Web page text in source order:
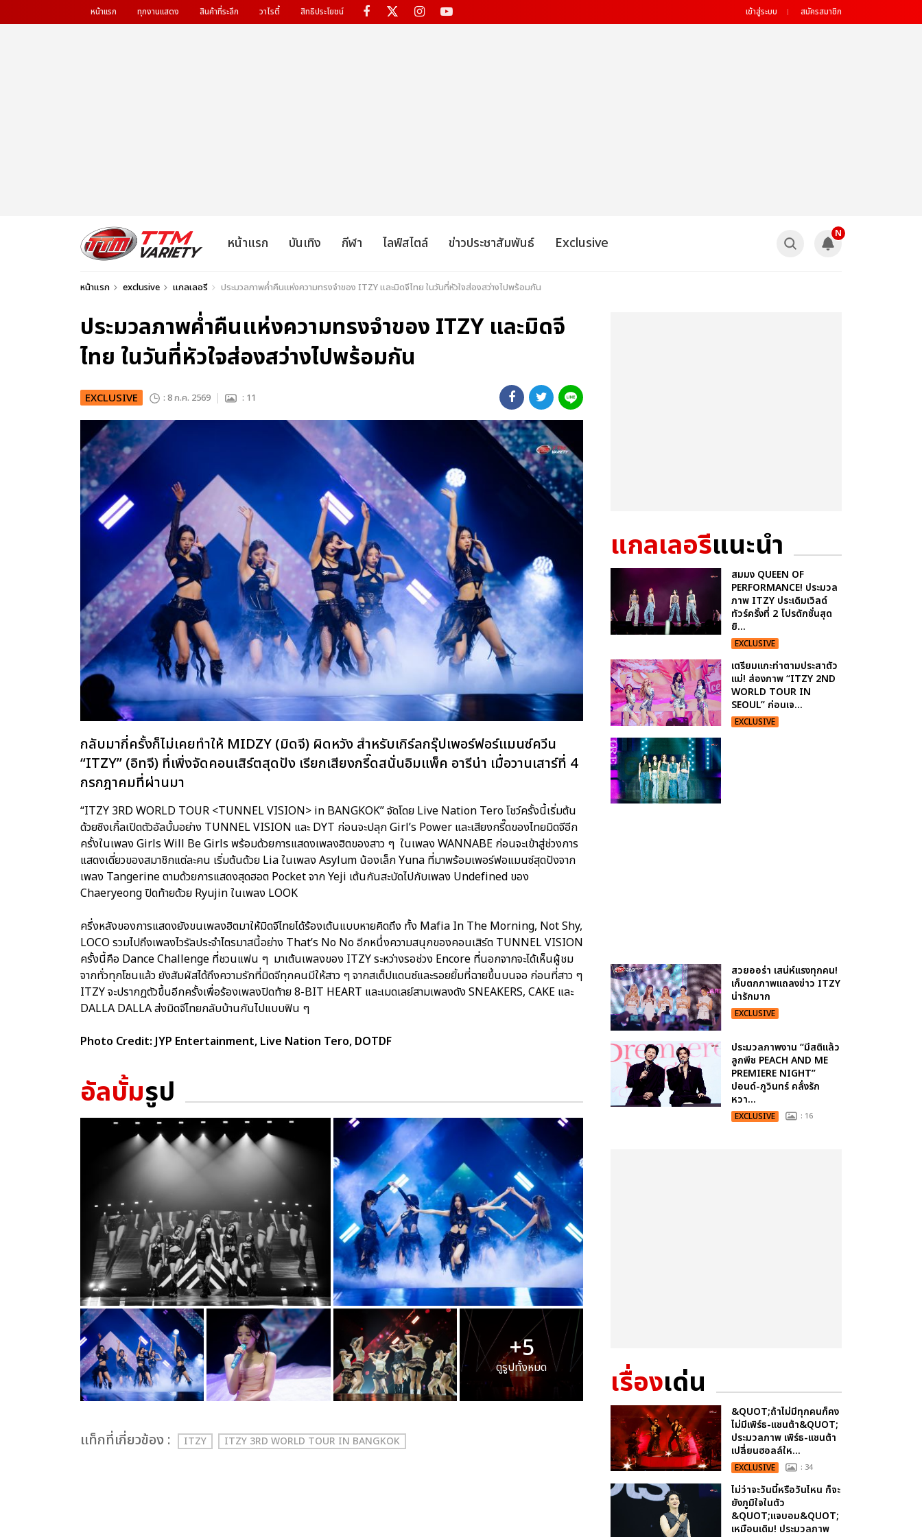
หน้าแรก ทุกงานแสดง สินค้าที่ระลึก วาไรตี้ สิทธิประโยชน์ เข้าสู่ระบบ สมัครสมาชิก
หน้าแรก บันเทิง กีฬา ไลฟ์สไตล์ ข่าวประชาสัมพันธ์ Exclusive
N
หน้าแรก exclusive แกลเลอรี ประมวลภาพค่ำคืนแห่งความทรงจำของ ITZY และมิดจีไทย ในวันที่หัวใจส่องสว่างไปพร้อมกัน
ประมวลภาพค่ำคืนแห่งความทรงจำของ ITZY และมิดจี
ไทย ในวันที่หัวใจส่องสว่างไปพร้อมกัน
EXCLUSIVE : 8 ก.ค. 2569 : 11
กลับมากี่ครั้งก็ไม่เคยทำให้ MIDZY (มิดจี) ผิดหวัง สำหรับเกิร์ลกรุ๊ปเพอร์ฟอร์แมนซ์ควีน
“ITZY” (อิทจี) ที่เพิ่งจัดคอนเสิร์ตสุดปัง เรียกเสียงกรี๊ดสนั่นอิมแพ็ค อารีน่า เมื่อวานเสาร์ที่ 4
กรกฎาคมที่ผ่านมา
“ITZY 3RD WORLD TOUR <TUNNEL VISION> in BANGKOK” จัดโดย Live Nation Tero โชว์ครั้งนี้เริ่มต้น
ด้วยซิงเกิ้ลเปิดตัวอัลบั้มอย่าง TUNNEL VISION และ DYT ก่อนจะปลุก Girl’s Power และเสียงกรี๊ดของไทยมิดจีอีก
ครั้งในเพลง Girls Will Be Girls พร้อมด้วยการแสดงเพลงฮิตของสาว ๆ ในเพลง WANNABE ก่อนจะเข้าสู่ช่วงการ
แสดงเดี่ยวของสมาชิกแต่ละคน เริ่มต้นด้วย Lia ในเพลง Asylum น้องเล็ก Yuna ที่มาพร้อมเพอร์ฟอแมนซ์สุดปังจาก
เพลง Tangerine ตามด้วยการแสดงสุดฮอต Pocket จาก Yeji เต้นกันสะบัดไปกับเพลง Undefined ของ
Chaeryeong ปิดท้ายด้วย Ryujin ในเพลง LOOK
ครึ่งหลังของการแสดงยังขนเพลงฮิตมาให้มิดจีไทยได้ร้องเต้นแบบหายคิดถึง ทั้ง Mafia In The Morning, Not Shy,
LOCO รวมไปถึงเพลงไวรัลประจำไตรมาสนี้อย่าง That’s No No อีกหนึ่งความสนุกของคอนเสิร์ต TUNNEL VISION
ครั้งนี้คือ Dance Challenge ที่ชวนแฟน ๆ มาเต้นเพลงของ ITZY ระหว่างรอช่วง Encore ที่นอกจากจะได้เห็นผู้ชม
จากทั่วทุกโซนแล้ว ยังสัมผัสได้ถึงความรักที่มิดจีทุกคนมีให้สาว ๆ จากสเต็ปแดนซ์และรอยยิ้มที่ฉายขึ้นบนจอ ก่อนที่สาว ๆ
ITZY จะปรากฏตัวขึ้นอีกครั้งเพื่อร้องเพลงปิดท้าย 8-BIT HEART และเมดเลย์สามเพลงดัง SNEAKERS, CAKE และ
DALLA DALLA ส่งมิดจีไทยกลับบ้านกันไปแบบฟิน ๆ
Photo Credit: JYP Entertainment, Live Nation Tero, DOTDF
อัลบั้มรูป
+5
ดูรูปทั้งหมด
เเท็กที่เกี่ยวข้อง : ITZY ITZY 3RD WORLD TOUR IN BANGKOK
แกลเลอรีแนะนำ
สมมง QUEEN OF
PERFORMANCE! ประมวล
ภาพ ITZY ประเดิมเวิลด์
ทัวร์ครั้งที่ 2 โปรดักชั่นสุด
ยิ...
EXCLUSIVE
เตรียมแกะท่าตามประสาตัว
แม่! ส่องภาพ “ITZY 2ND
WORLD TOUR IN
SEOUL” ก่อนเจ...
EXCLUSIVE
สวยออร่า เสน่ห์แรงทุกคน!
เก็บตกภาพแถลงข่าว ITZY
น่ารักมาก
EXCLUSIVE
ประมวลภาพงาน “มีสติแล้ว
ลูกพีช PEACH AND ME
PREMIERE NIGHT”
ปอนด์-ภูวินทร์ คลั่งรัก
หวา...
EXCLUSIVE : 16
เรื่องเด่น
&QUOT;ถ้าไม่มีทุกคนก็คง
ไม่มีเพิร์ธ-แซนต้า&QUOT;
ประมวลภาพ เพิร์ธ-แซนต้า
เปลี่ยนฮอลล์ให...
EXCLUSIVE : 34
ไม่ว่าจะวันนี้หรือวันไหน ก็จะ
ยังภูมิใจในตัว
&QUOT;แจบอม&QUOT;
เหมือนเดิม! ประมวลภาพ